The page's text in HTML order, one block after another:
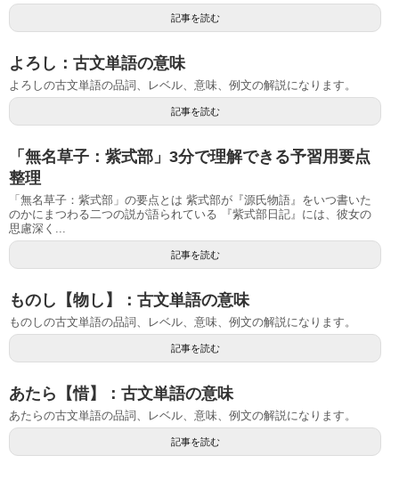
記事を読む
よろし：古文単語の意味
よろしの古文単語の品詞、レベル、意味、例文の解説になります。
記事を読む
「無名草子：紫式部」3分で理解できる予習用要点
整理
「無名草子：紫式部」の要点とは 紫式部が『源氏物語』をいつ書いた
のかにまつわる二つの説が語られている 『紫式部日記』には、彼女の
思慮深く...
記事を読む
ものし【物し】：古文単語の意味
ものしの古文単語の品詞、レベル、意味、例文の解説になります。
記事を読む
あたら【惜】：古文単語の意味
あたらの古文単語の品詞、レベル、意味、例文の解説になります。
記事を読む